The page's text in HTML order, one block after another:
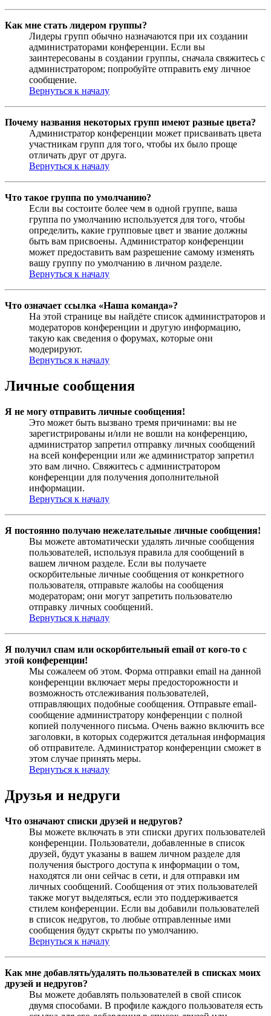
Как мне стать лидером группы?
Лидеры групп обычно назначаются при их создании
администраторами конференции. Если вы
заинтересованы в создании группы, сначала свяжитесь с
администратором; попробуйте отправить ему личное
сообщение.
Вернуться к началу
Почему названия некоторых групп имеют разные цвета?
Администратор конференции может присваивать цвета
участникам групп для того, чтобы их было проще
отличать друг от друга.
Вернуться к началу
Что такое группа по умолчанию?
Если вы состоите более чем в одной группе, ваша
группа по умолчанию используется для того, чтобы
определить, какие групповые цвет и звание должны
быть вам присвоены. Администратор конференции
может предоставить вам разрешение самому изменять
вашу группу по умолчанию в личном разделе.
Вернуться к началу
Что означает ссылка «Наша команда»?
На этой странице вы найдёте список администраторов и
модераторов конференции и другую информацию,
такую как сведения о форумах, которые они
модерируют.
Вернуться к началу
Личные сообщения
Я не могу отправить личные сообщения!
Это может быть вызвано тремя причинами: вы не
зарегистрированы и/или не вошли на конференцию,
администратор запретил отправку личных сообщений
на всей конференции или же администратор запретил
это вам лично. Свяжитесь с администратором
конференции для получения дополнительной
информации.
Вернуться к началу
Я постоянно получаю нежелательные личные сообщения!
Вы можете автоматически удалять личные сообщения
пользователей, используя правила для сообщений в
вашем личном разделе. Если вы получаете
оскорбительные личные сообщения от конкретного
пользователя, отправьте жалобы на сообщения
модераторам; они могут запретить пользователю
отправку личных сообщений.
Вернуться к началу
Я получил спам или оскорбительный email от кого-то с
этой конференции!
Мы сожалеем об этом. Форма отправки email на данной
конференции включает меры предосторожности и
возможность отслеживания пользователей,
отправляющих подобные сообщения. Отправьте email-
сообщение администратору конференции с полной
копией полученного письма. Очень важно включить все
заголовки, в которых содержится детальная информация
об отправителе. Администратор конференции сможет в
этом случае принять меры.
Вернуться к началу
Друзья и недруги
Что означают списки друзей и недругов?
Вы можете включать в эти списки других пользователей
конференции. Пользователи, добавленные в список
друзей, будут указаны в вашем личном разделе для
получения быстрого доступа к информации о том,
находятся ли они сейчас в сети, и для отправки им
личных сообщений. Сообщения от этих пользователей
также могут выделяться, если это поддерживается
стилем конференции. Если вы добавили пользователей
в список недругов, то любые отправленные ими
сообщения будут скрыты по умолчанию.
Вернуться к началу
Как мне добавлять/удалять пользователей в списках моих
друзей и недругов?
Вы можете добавлять пользователей в свой список
двумя способами. В профиле каждого пользователя есть